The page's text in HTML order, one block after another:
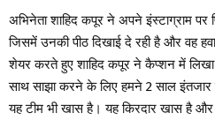
अभिनेता शाहिद कपूर ने अपने इंस्टाग्राम पर
जिसमें उनकी पीठ दिखाई दे रही है और वह
शेयर करते हुए शाहिद कपूर ने कैप्शन में
साथ साझा करने के लिए हमने 2 साल इंतजार
यह टीम भी खास है। यह किरदार खास है